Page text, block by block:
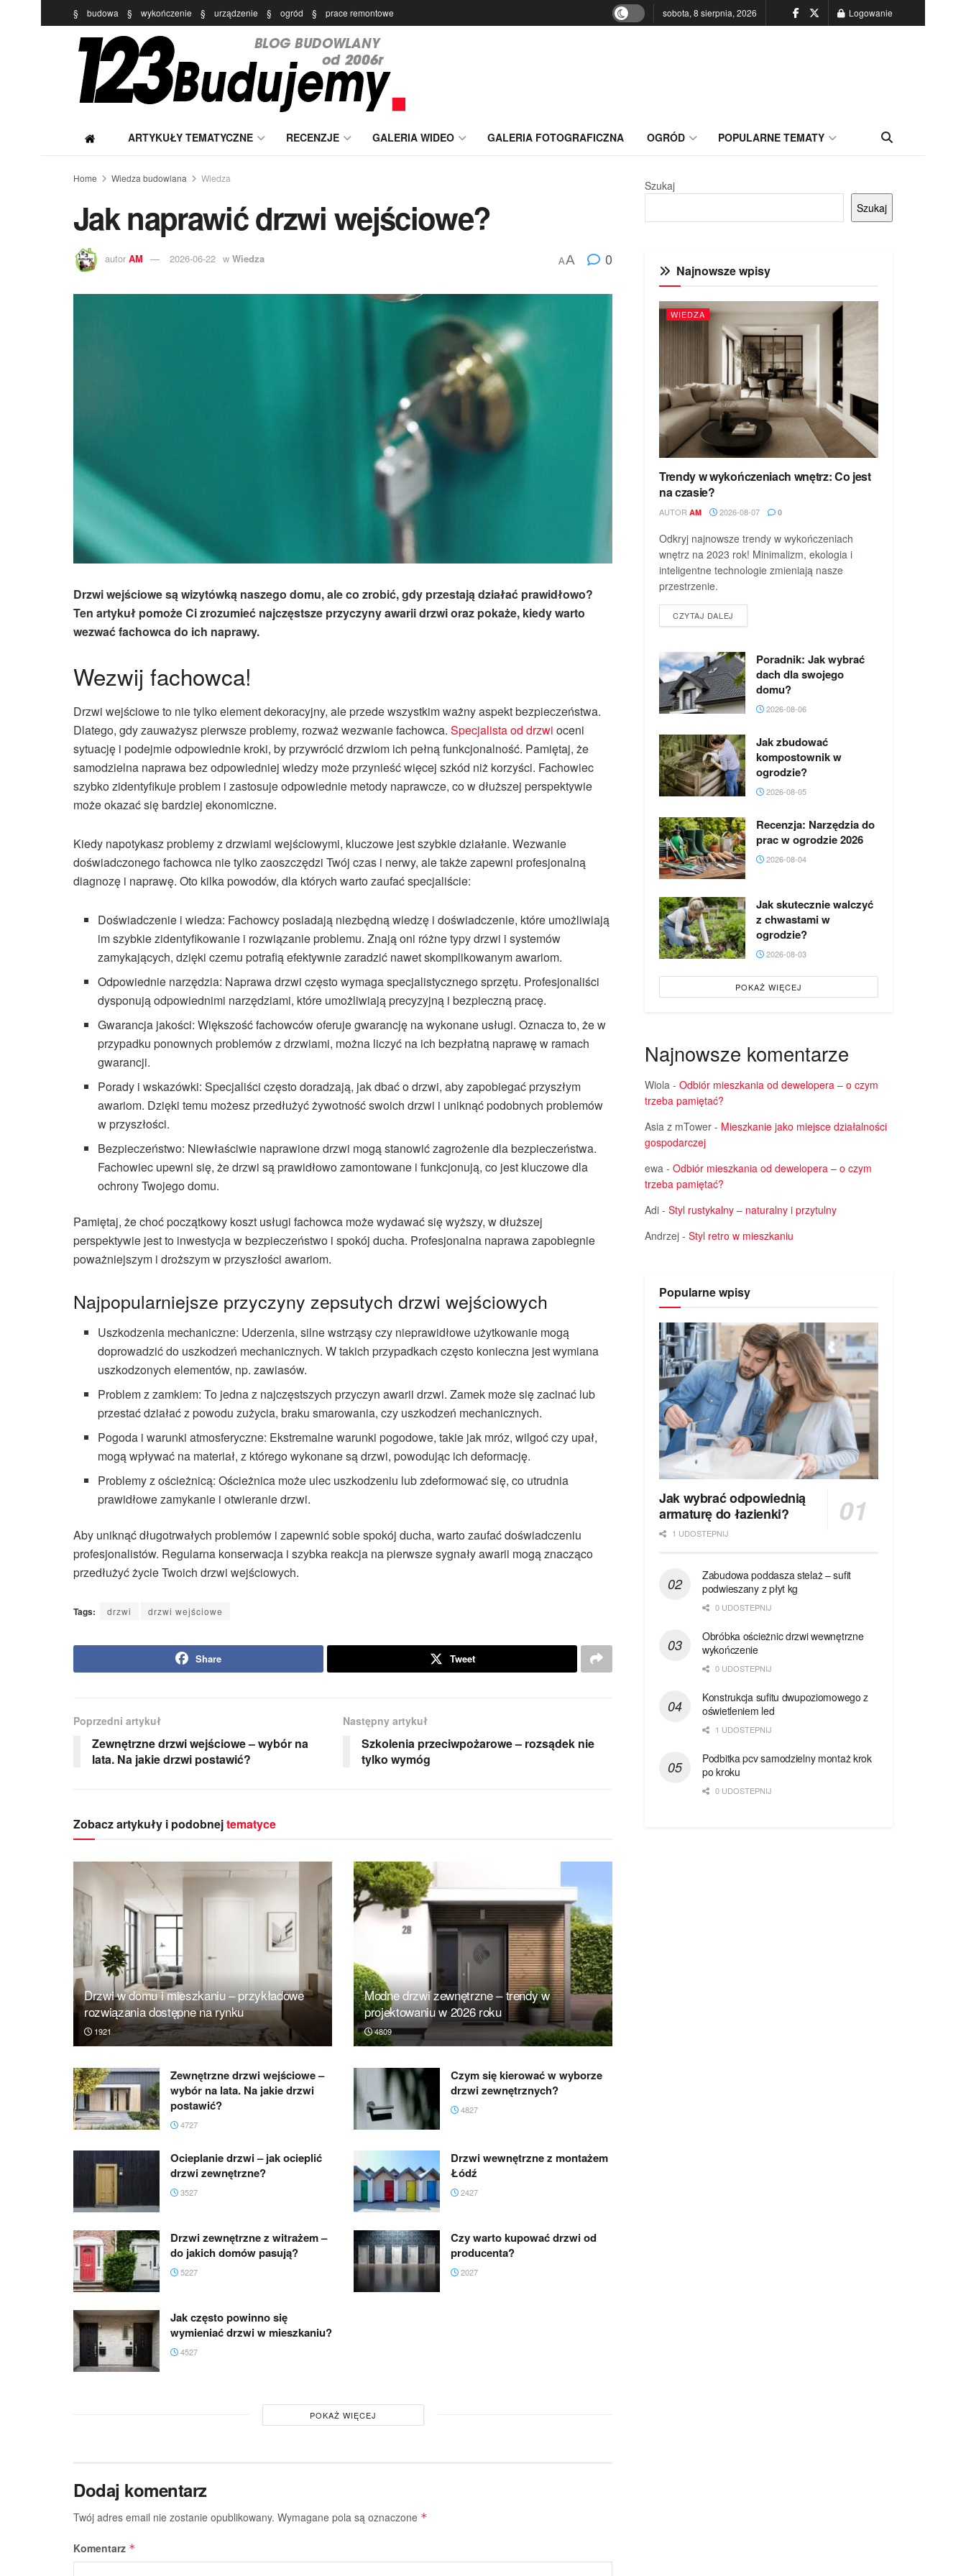
§ budowa § wykończenie § urządzenie § ogród § prace remontowe sobota, 8 sierpnia, 2026 Logowanie
ARTYKUŁY TEMATYCZNE RECENZJE GALERIA WIDEO GALERIA FOTOGRAFICZNA OGRÓD POPULARNE TEMATY
Home Wiedza budowlana Wiedza
Jak naprawić drzwi wejściowe?
autor AM 2026-06-22 w Wiedza AA 0
Drzwi wejściowe są wizytówką naszego domu, ale co zrobić, gdy przestają działać prawidłowo?
Ten artykuł pomoże Ci zrozumieć najczęstsze przyczyny awarii drzwi oraz pokaże, kiedy warto
wezwać fachowca do ich naprawy.
Wezwij fachowca!
Drzwi wejściowe to nie tylko element dekoracyjny, ale przede wszystkim ważny aspekt bezpieczeństwa.
Dlatego, gdy zauważysz pierwsze problemy, rozważ wezwanie fachowca. Specjalista od drzwi oceni
sytuację i podejmie odpowiednie kroki, by przywrócić drzwiom ich pełną funkcjonalność. Pamiętaj, że
samodzielna naprawa bez odpowiedniej wiedzy może przynieść więcej szkód niż korzyści. Fachowiec
szybko zidentyfikuje problem i zastosuje odpowiednie metody naprawcze, co w dłuższej perspektywie
może okazać się bardziej ekonomiczne.
Kiedy napotykasz problemy z drzwiami wejściowymi, kluczowe jest szybkie działanie. Wezwanie
doświadczonego fachowca nie tylko zaoszczędzi Twój czas i nerwy, ale także zapewni profesjonalną
diagnozę i naprawę. Oto kilka powodów, dla których warto zaufać specjaliście:
Doświadczenie i wiedza: Fachowcy posiadają niezbędną wiedzę i doświadczenie, które umożliwiają
im szybkie zidentyfikowanie i rozwiązanie problemu. Znają oni różne typy drzwi i systemów
zamykających, dzięki czemu potrafią efektywnie zaradzić nawet skomplikowanym awariom.
Odpowiednie narzędzia: Naprawa drzwi często wymaga specjalistycznego sprzętu. Profesjonaliści
dysponują odpowiednimi narzędziami, które umożliwiają precyzyjną i bezpieczną pracę.
Gwarancja jakości: Większość fachowców oferuje gwarancję na wykonane usługi. Oznacza to, że w
przypadku ponownych problemów z drzwiami, można liczyć na ich bezpłatną naprawę w ramach
gwarancji.
Porady i wskazówki: Specjaliści często doradzają, jak dbać o drzwi, aby zapobiegać przyszłym
awariom. Dzięki temu możesz przedłużyć żywotność swoich drzwi i uniknąć podobnych problemów
w przyszłości.
Bezpieczeństwo: Niewłaściwie naprawione drzwi mogą stanowić zagrożenie dla bezpieczeństwa.
Fachowiec upewni się, że drzwi są prawidłowo zamontowane i funkcjonują, co jest kluczowe dla
ochrony Twojego domu.
Pamiętaj, że choć początkowy koszt usługi fachowca może wydawać się wyższy, w dłuższej
perspektywie jest to inwestycja w bezpieczeństwo i spokój ducha. Profesjonalna naprawa zapobiegnie
poważniejszym i droższym w przyszłości awariom.
Najpopularniejsze przyczyny zepsutych drzwi wejściowych
Uszkodzenia mechaniczne: Uderzenia, silne wstrząsy czy nieprawidłowe użytkowanie mogą
doprowadzić do uszkodzeń mechanicznych. W takich przypadkach często konieczna jest wymiana
uszkodzonych elementów, np. zawiasów.
Problem z zamkiem: To jedna z najczęstszych przyczyn awarii drzwi. Zamek może się zacinać lub
przestać działać z powodu zużycia, braku smarowania, czy uszkodzeń mechanicznych.
Pogoda i warunki atmosferyczne: Ekstremalne warunki pogodowe, takie jak mróz, wilgoć czy upał,
mogą wpływać na materiał, z którego wykonane są drzwi, powodując ich deformację.
Problemy z ościeżnicą: Ościeżnica może ulec uszkodzeniu lub zdeformować się, co utrudnia
prawidłowe zamykanie i otwieranie drzwi.
Aby uniknąć długotrwałych problemów i zapewnić sobie spokój ducha, warto zaufać doświadczeniu
profesjonalistów. Regularna konserwacja i szybka reakcja na pierwsze sygnały awarii mogą znacząco
przedłużyć życie Twoich drzwi wejściowych.
Tags: drzwi drzwi wejściowe
Share Tweet
Poprzedni artykuł
Zewnętrzne drzwi wejściowe – wybór na
lata. Na jakie drzwi postawić?
Następny artykuł
Szkolenia przeciwpożarowe – rozsądek nie
tylko wymóg
Zobacz artykuły i podobnejtematyce
Drzwi w domu i mieszkaniu – przykładowe
rozwiązania dostępne na rynku
1921
Modne drzwi zewnętrzne – trendy w
projektowaniu w 2026 roku
4809
Zewnętrzne drzwi wejściowe –
wybór na lata. Na jakie drzwi
postawić?
4727
Czym się kierować w wyborze
drzwi zewnętrznych?
4827
Ocieplanie drzwi – jak ocieplić
drzwi zewnętrzne?
3527
Drzwi wewnętrzne z montażem
Łódź
2427
Drzwi zewnętrzne z witrażem –
do jakich domów pasują?
5227
Czy warto kupować drzwi od
producenta?
2027
Jak często powinno się
wymieniać drzwi w mieszkaniu?
4527
POKAŻ WIĘCEJ
Dodaj komentarz
Twój adres email nie zostanie opublikowany. Wymagane pola są oznaczone *
Komentarz *
Szukaj
Szukaj
Najnowsze wpisy
WIEDZA
Trendy w wykończeniach wnętrz: Co jest
na czasie?
AUTOR AM 2026-08-07 0
Odkryj najnowsze trendy w wykończeniach
wnętrz na 2023 rok! Minimalizm, ekologia i
inteligentne technologie zmieniają nasze
przestrzenie.
CZYTAJ DALEJ
Poradnik: Jak wybrać
dach dla swojego
domu?
2026-08-06
Jak zbudować
kompostownik w
ogrodzie?
2026-08-05
Recenzja: Narzędzia do
prac w ogrodzie 2026
2026-08-04
Jak skutecznie walczyć
z chwastami w
ogrodzie?
2026-08-03
POKAŻ WIĘCEJ
Najnowsze komentarze
Wiola - Odbiór mieszkania od dewelopera – o czym
trzeba pamiętać?
Asia z mTower - Mieszkanie jako miejsce działalności
gospodarczej
ewa - Odbiór mieszkania od dewelopera – o czym
trzeba pamiętać?
Adi - Styl rustykalny – naturalny i przytulny
Andrzej - Styl retro w mieszkaniu
Popularne wpisy
Jak wybrać odpowiednią
armaturę do łazienki?
1 UDOSTEPNIJ
Zabudowa poddasza stelaż – sufit
podwieszany z płyt kg
0 UDOSTEPNIJ
Obróbka ościeżnic drzwi wewnętrzne
wykończenie
0 UDOSTEPNIJ
Konstrukcja sufitu dwupoziomowego z
oświetleniem led
1 UDOSTEPNIJ
Podbitka pcv samodzielny montaż krok
po kroku
0 UDOSTEPNIJ